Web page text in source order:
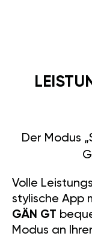
Der Modus
Volle
stylische App
GÄN GT
Modus an